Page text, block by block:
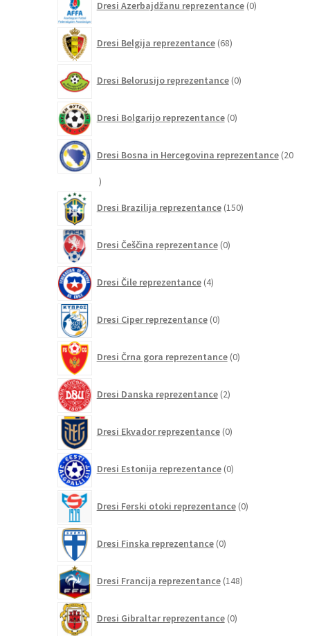
Dresi Azerbajdžanu reprezentance 0izdelkov
Dresi Belgija reprezentance 68izdelkov
Dresi Belorusijo reprezentance 0izdelkov
Dresi Bolgarijo reprezentance 0izdelkov
Dresi Bosna in Hercegovina reprezentance 20
20
Dresi Brazilija reprezentance 150izdelkov
Dresi Češčina reprezentance 0izdelkov
Dresi Čile reprezentance 4izdelki
Dresi Ciper reprezentance 0izdelkov
Dresi Črna gora reprezentance 0izdelkov
Dresi Danska reprezentance 2izdelka
Dresi Ekvador reprezentance 0izdelkov
Dresi Estonija reprezentance 0izdelkov
Dresi Ferski otoki reprezentance 0izdelkov
Dresi Finska reprezentance 0izdelkov
Dresi Francija reprezentance 148izdelkov
Dresi Gibraltar reprezentance 0izdelkov